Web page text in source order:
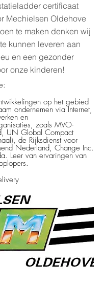
certificaat
Mechielsen Oldehove
te maken denken wij
kunnen leveren aan
en een gezonder
onze kinderen!
op het gebied
ondernemen via Internet,
en
zoals MVO-
UN Global Compact
de Rijksdienst voor
Nederland, Change Inc.
Leer van ervaringen van